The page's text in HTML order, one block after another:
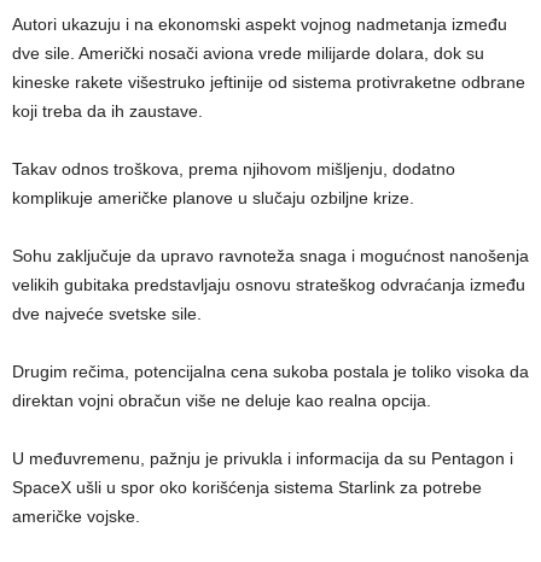
Autori ukazuju i na ekonomski aspekt vojnog nadmetanja između
dve sile. Američki nosači aviona vrede milijarde dolara, dok su
kineske rakete višestruko jeftinije od sistema protivraketne odbrane
koji treba da ih zaustave.
Takav odnos troškova, prema njihovom mišljenju, dodatno
komplikuje američke planove u slučaju ozbiljne krize.
Sohu zaključuje da upravo ravnoteža snaga i mogućnost nanošenja
velikih gubitaka predstavljaju osnovu strateškog odvraćanja između
dve najveće svetske sile.
Drugim rečima, potencijalna cena sukoba postala je toliko visoka da
direktan vojni obračun više ne deluje kao realna opcija.
U međuvremenu, pažnju je privukla i informacija da su Pentagon i
SpaceX ušli u spor oko korišćenja sistema Starlink za potrebe
američke vojske.